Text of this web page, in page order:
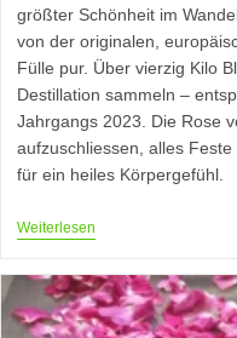
größter Schönheit im
von der originalen,
Fülle pur. Über vierzig Kilo
Destillation sammeln –
Jahrgangs 2023. Die Rose
aufzuschliessen, alles
für ein heiles Körpergefühl.
WeiterlesenDie
Eine
Ode
An